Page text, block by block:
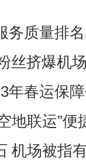
务质量排
丝挤爆机
年春运保
地联运”便
机场被指